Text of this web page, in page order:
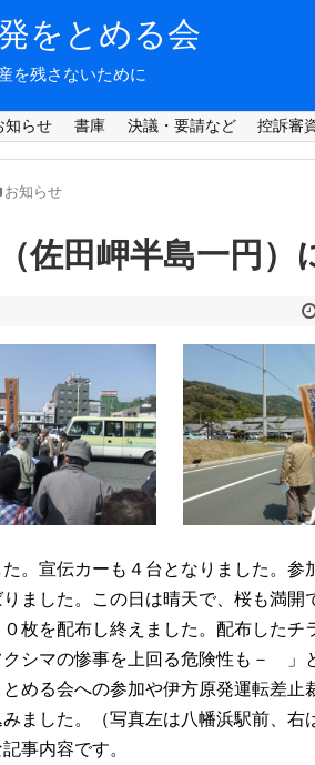
をとめる会
を残さないために
知らせ 書庫 決議・要請など 控訴審
お知らせ
佐田岬半島一円）
。宣伝カーも４台となりました。
ました。この日は晴天で、桜も満開
枚を配布し終えました。配布した
シマの惨事を上回る危険性も－ 」
とめる会への参加や伊方原発運転差
ました。（写真左は八幡浜駅前、右
事内容です。